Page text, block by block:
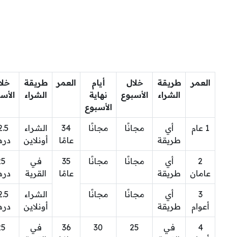
العمر
طريقة
الشراء
خلال
الأسبوع
أيام
نهاية
الأسبوع
العمر
طريقة
الشراء
1 عام
أي
طريقة
مجانًا مجانًا
34
عامًا
الشراء
أونلاين
2
عامان
أي
طريقة
مجانًا مجانًا
35
عامًا
في
القرية
3
أعوام
أي
طريقة
مجانًا مجانًا
الشراء
أونلاين
4
في
25
30
36
في